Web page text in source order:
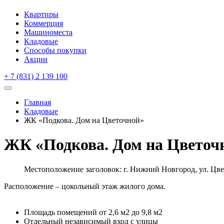
Квартиры
Коммерция
Машиноместа
Кладовые
Способы покупки
Акции
+ 7 (831) 2 139 100
Главная
Кладовые
ЖК «Подкова. Дом на Цветочной»
ЖК «Подкова. Дом на
Местоположение заголовок: г. Нижний Новгород, ул.
Расположение – цокольный этаж жилого дома.
Площадь помещений от 2,6 м2 до 9,8 м2
Отдельный независимый вход с улицы